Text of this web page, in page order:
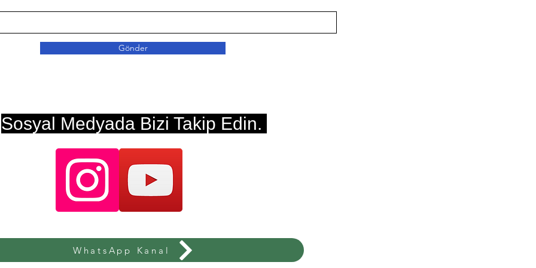
Gönder
Sosyal Medyada Bizi Takip Edin.
WhatsApp Kanal